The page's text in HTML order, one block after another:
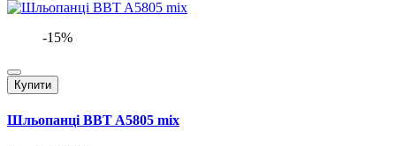
-15%
Купити
Шльопанці BBT A5805 mix